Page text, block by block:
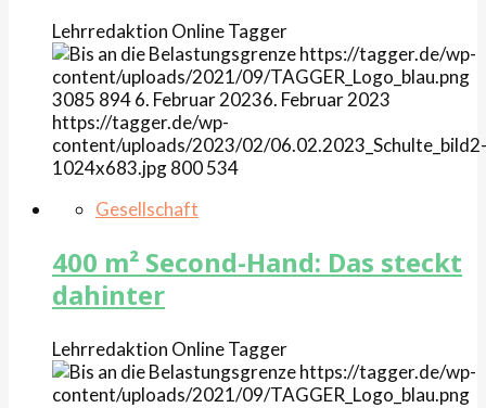
Lehrredaktion OnlineTagger
https://tagger.de/wp-
content/uploads/2021/09/TAGGER_Logo_blau.png
3085 8946. Februar 20236. Februar 2023
https://tagger.de/wp-
content/uploads/2023/02/06.02.2023_Schulte_bild2-
1024x683.jpg800534
Gesellschaft
400 m² Second-Hand: Das steckt
dahinter
Lehrredaktion OnlineTagger
https://tagger.de/wp-
content/uploads/2021/09/TAGGER_Logo_blau.png